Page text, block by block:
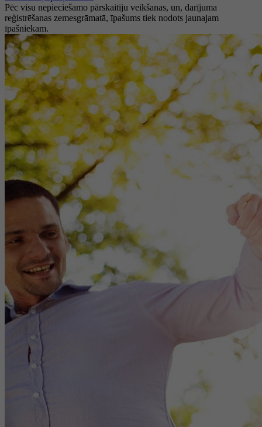
Pēc visu nepieciešamo pārskaitīju veikšanas, un, darījuma
reģistrēšanas zemesgrāmatā, īpašums tiek nodots jaunajam
īpašniekam.